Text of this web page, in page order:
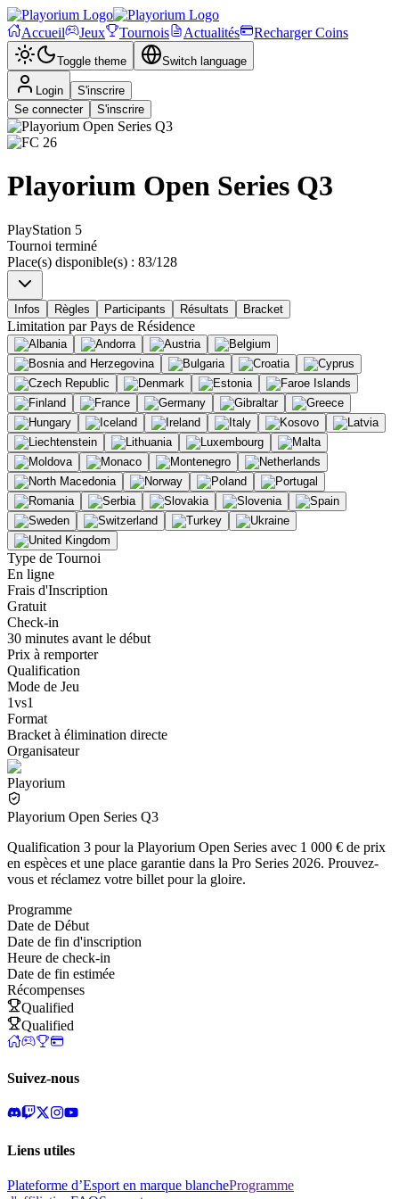
Accueil Jeux Tournois Actualités Recharger Coins
Toggle theme Switch language
Login
S'inscrire
Se connecter
S'inscrire
Playorium Open Series Q3
PlayStation 5
Tournoi terminé
Place(s) disponible(s) : 83/128
Infos Règles Participants Résultats Bracket
Limitation par Pays de Résidence
Type de Tournoi
En ligne
Frais d'Inscription
Gratuit
Check-in
30 minutes avant le début
Prix à remporter
Qualification
Mode de Jeu
1vs1
Format
Bracket à élimination directe
Organisateur
Playorium
Playorium Open Series Q3
Qualification 3 pour la Playorium Open Series avec 1 000 € de prix
en espèces et une place garantie dans la Pro Series 2026. Prouvez-
vous et réclamez votre billet pour la gloire.
Programme
Date de Début
Date de fin d'inscription
Heure de check-in
Date de fin estimée
Récompenses
Qualified
Qualified
Suivez-nous
Liens utiles
Plateforme d’Esport en marque blancheProgramme